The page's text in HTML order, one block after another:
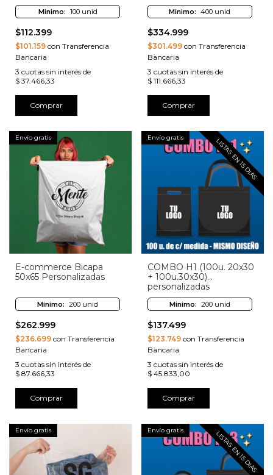
Minimo: 100 unid
$112.399
$101.159 con Transferencia
Bancaria
3 cuotas sin interés de
$ 37.466,33
Comprar
Minimo: 400 unid
$334.999
$301.499con Transferencia
Bancaria
3 cuotas sin interés de
$ 111.666,33
Comprar
Envío gratis
E-commerce Bicapa
50x65 Personalizadas
Minimo: 200 unid
$262.999
$236.699 con Transferencia
Bancaria
3 cuotas sin interés de
$ 87.666,33
Comprar
Envío gratis LISTAS EN 15 DIAS
COMBO H1 (100u. 20x30
+ 100u.30x30)
personalizadas
Minimo: 200 unid
$137.499
$123.749con Transferencia
Bancaria
3 cuotas sin interés de
$ 45.833,00
Comprar
Envío gratis Envío gratis LISTAS EN 15 DIAS